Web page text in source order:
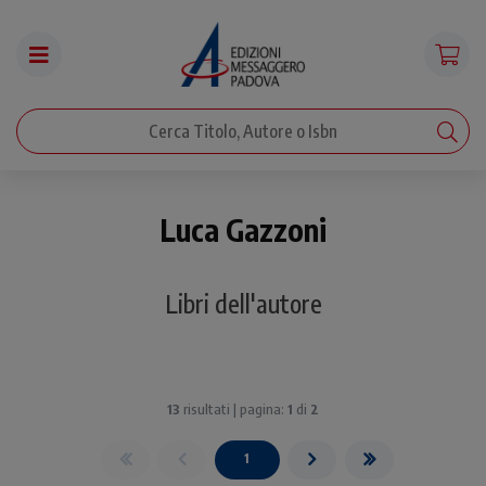
Luca Gazzoni
Libri dell'autore
13 risultati | pagina: 1 di 2
1